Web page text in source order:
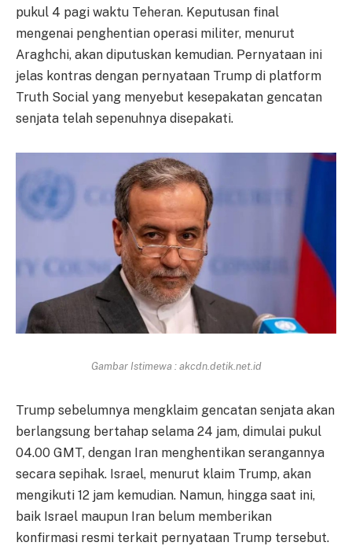
pukul 4 pagi waktu Teheran. Keputusan final
mengenai penghentian operasi militer, menurut
Araghchi, akan diputuskan kemudian. Pernyataan ini
jelas kontras dengan pernyataan Trump di platform
Truth Social yang menyebut kesepakatan gencatan
senjata telah sepenuhnya disepakati.
Gambar Istimewa : akcdn.detik.net.id
Trump sebelumnya mengklaim gencatan senjata akan
berlangsung bertahap selama 24 jam, dimulai pukul
04.00 GMT, dengan Iran menghentikan serangannya
secara sepihak. Israel, menurut klaim Trump, akan
mengikuti 12 jam kemudian. Namun, hingga saat ini,
baik Israel maupun Iran belum memberikan
konfirmasi resmi terkait pernyataan Trump tersebut.